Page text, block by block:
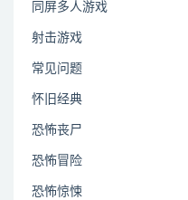
同屏多人游戏
射击游戏
常见问题
怀旧经典
恐怖丧尸
恐怖冒险
恐怖惊悚